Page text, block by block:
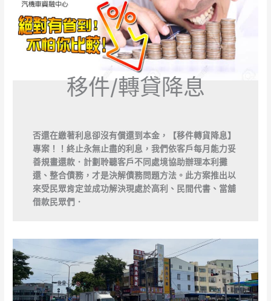
移件/轉貸降息
否還在繳著利息卻沒有償還到本金，【移件轉貨降息】
專案！！終止永無止盡的利息，我們依客戶每月能力妥
善規畫還款．計劃聆聽客戶不同處境協助辦理本利攤
還、整合債務，才是決解債務問題方法。此方案推出以
來受民眾肯定並成功解決現處於高利、民間代書、當舖
借款民眾們．